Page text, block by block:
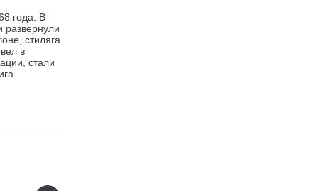
года. В
развернули
стиляга
в
стали